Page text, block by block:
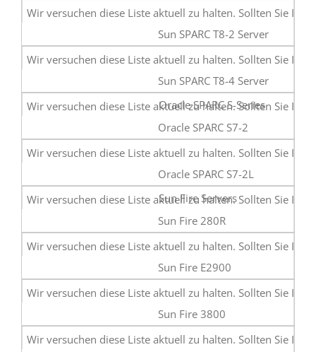
Sun SPARC T8-2 Server
Sun SPARC T8-4 Server
Oracle SPARC S-Series
Oracle SPARC S7-2
Oracle SPARC S7-2L
Sun Fire Servers
Sun Fire 280R
Sun Fire E2900
Sun Fire 3800